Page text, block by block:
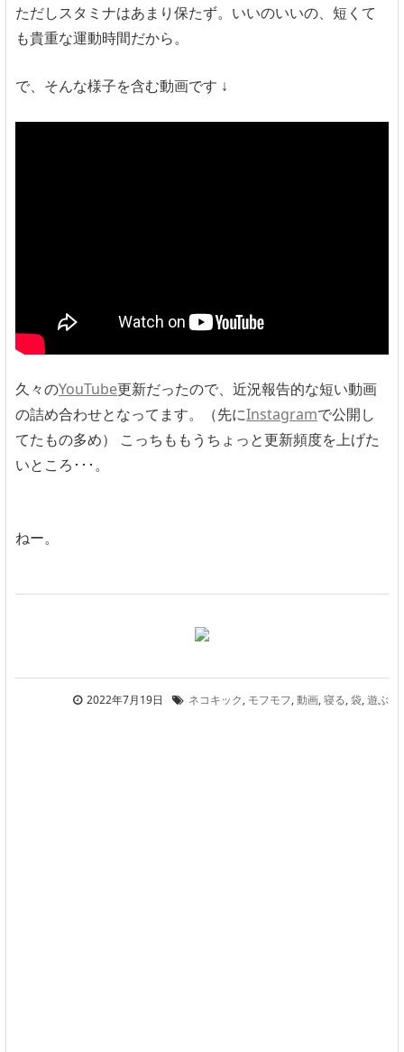
ただしスタミナはあまり保たず。いいのいいの、短くて
も貴重な運動時間だから。
で、そんな様子を含む動画です ↓
久々のYouTube更新だったので、近況報告的な短い動画
の詰め合わせとなってます。（先にInstagramで公開し
てたもの多め） こっちももうちょっと更新頻度を上げた
いところ･･･。
ねー。
2022年7月19日 ネコキック, モフモフ,動画,寝る,袋,遊ぶ